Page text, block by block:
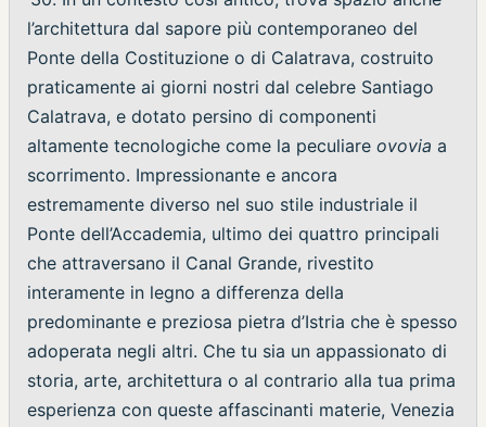
l’architettura dal sapore più contemporaneo del
Ponte della Costituzione o di Calatrava, costruito
praticamente ai giorni nostri dal celebre Santiago
Calatrava, e dotato persino di componenti
altamente tecnologiche come la peculiare ovovia a
scorrimento. Impressionante e ancora
estremamente diverso nel suo stile industriale il
Ponte dell’Accademia, ultimo dei quattro principali
che attraversano il Canal Grande, rivestito
interamente in legno a differenza della
predominante e preziosa pietra d’Istria che è spesso
adoperata negli altri. Che tu sia un appassionato di
storia, arte, architettura o al contrario alla tua prima
esperienza con queste affascinanti materie, Venezia